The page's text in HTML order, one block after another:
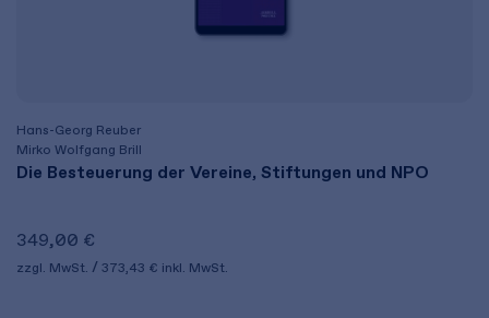
Hans-Georg Reuber
Mirko Wolfgang Brill
Die Besteuerung der Vereine, Stiftungen und NPO
349,00 €
zzgl. MwSt. 373,43 € inkl. MwSt.